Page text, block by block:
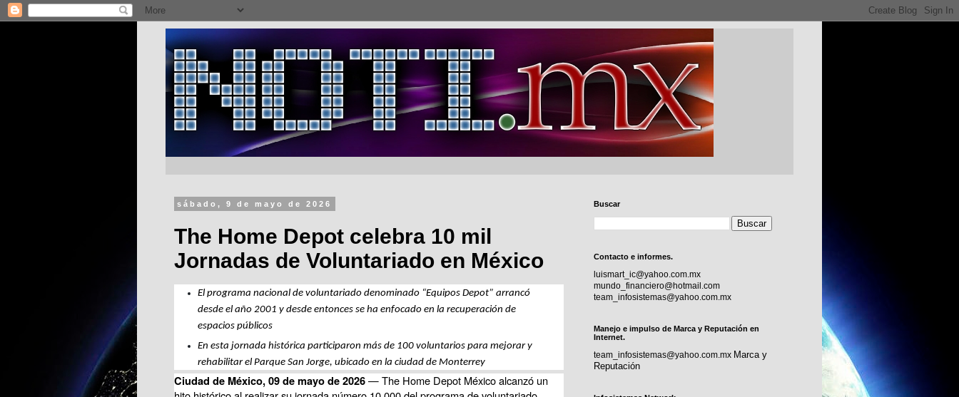
sábado, 9 de mayo de 2026
The Home Depot celebra 10 mil
Jornadas de Voluntariado en México
El programa nacional de voluntariado denominado “Equipos Depot” arrancó
desde el año 2001 y desde entonces se ha enfocado en la recuperación de
espacios públicos
En esta jornada histórica participaron más de 100 voluntarios para mejorar y
rehabilitar el Parque San Jorge, ubicado en la ciudad de Monterrey
Ciudad de México, 09 de mayo de 2026 — The Home Depot México alcanzó un
Buscar
Contacto e informes.
luismart_ic@yahoo.com.mx
mundo_financiero@hotmail.com
team_infosistemas@yahoo.com.mx
Manejo e impulso de Marca y Reputación en
Internet.
team_infosistemas@yahoo.com.mx Marca y
Reputación